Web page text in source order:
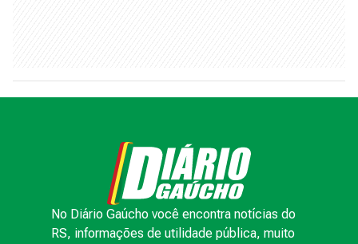
No Diário Gaúcho você encontra notícias do
RS, informações de utilidade pública, muito